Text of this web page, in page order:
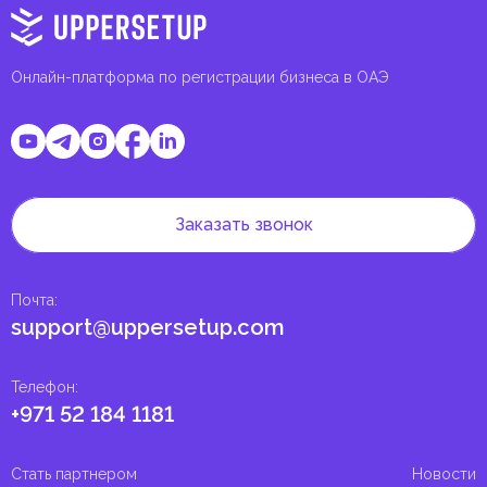
Онлайн-платформа по регистрации бизнеса в ОАЭ
Телефон:
+971 52 184 1181
Почта:
support@uppersetup.com
Заказать звонок
Стать партнером Новости